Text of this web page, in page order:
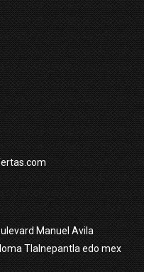
Manuel Avila
Tlalnepantla edo mex